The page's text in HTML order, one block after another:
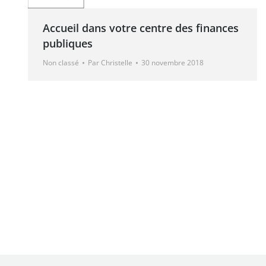
Accueil dans votre centre des finances
publiques
Non classé Par Christelle 30 novembre 2018